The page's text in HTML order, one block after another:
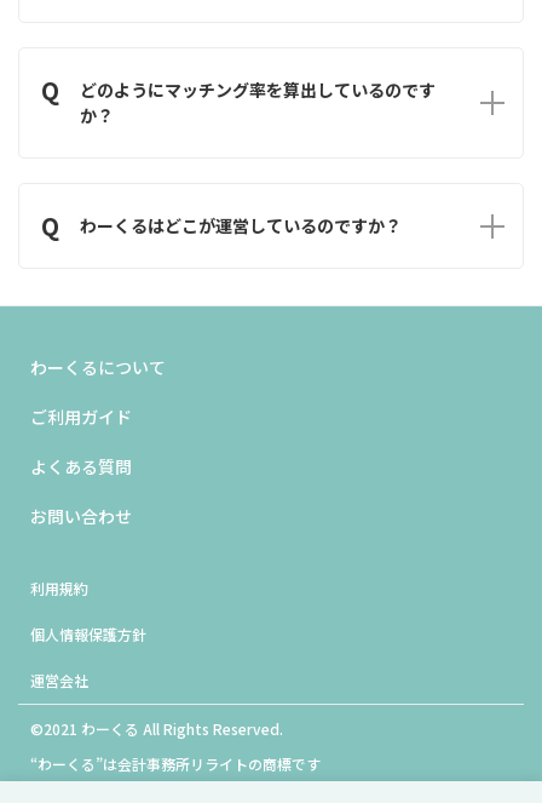
双方の希望条件を基にマッチング率を算出することでご自身に合
った相手を見つけることをサポートします。
Q
どのようにマッチング率を算出しているのです
か？
変えたりすることはありません。
Q わーくるはどこが運営しているのですか？
わーくるについて
ご利用ガイド
よくある質問
お問い合わせ
利用規約
個人情報保護方針
運営会社
©2021 わーくる All Rights Reserved.
“わーくる”は会計事務所リライトの商標です